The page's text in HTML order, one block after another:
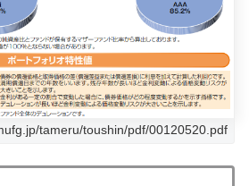
tameru/toushin/pdf/00120520.pdf